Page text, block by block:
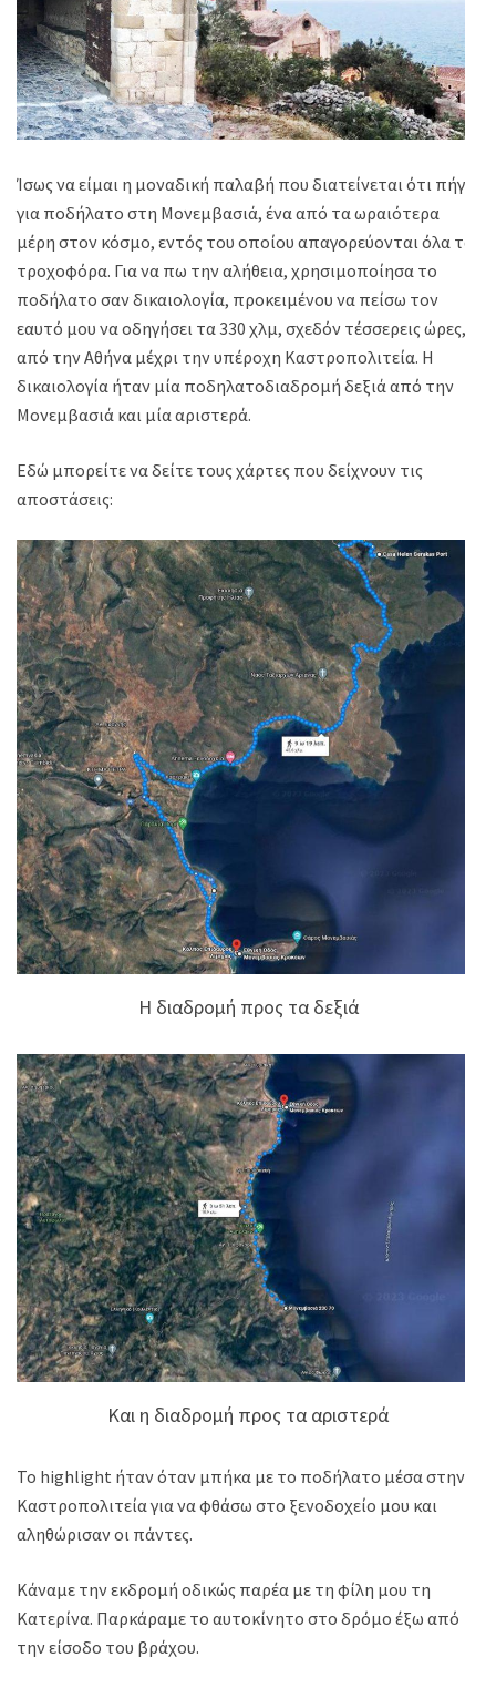
Ίσως να είμαι η μοναδική παλαβή που διατείνεται ότι πήγε
για ποδήλατο στη Μονεμβασιά, ένα από τα ωραιότερα
μέρη στον κόσμο, εντός του οποίου απαγορεύονται όλα τα
τροχοφόρα. Για να πω την αλήθεια, χρησιμοποίησα το
ποδήλατο σαν δικαιολογία, προκειμένου να πείσω τον
εαυτό μου να οδηγήσει τα 330 χλμ, σχεδόν τέσσερεις ώρες,
από την Αθήνα μέχρι την υπέροχη Καστροπολιτεία. Η
δικαιολογία ήταν μία ποδηλατοδιαδρομή δεξιά από την
Μονεμβασιά και μία αριστερά.
Εδώ μπορείτε να δείτε τους χάρτες που δείχνουν τις
αποστάσεις:
Η διαδρομή προς τα δεξιά
Και η διαδρομή προς τα αριστερά
Το highlight ήταν όταν μπήκα με το ποδήλατο μέσα στην
Καστροπολιτεία για να φθάσω στο ξενοδοχείο μου και
αληθώρισαν οι πάντες.
Κάναμε την εκδρομή οδικώς παρέα με τη φίλη μου τη
Κατερίνα. Παρκάραμε το αυτοκίνητο στο δρόμο έξω από
την είσοδο του βράχου.